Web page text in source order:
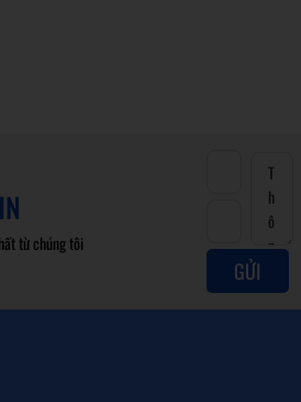
từ chúng tôi
GỬI